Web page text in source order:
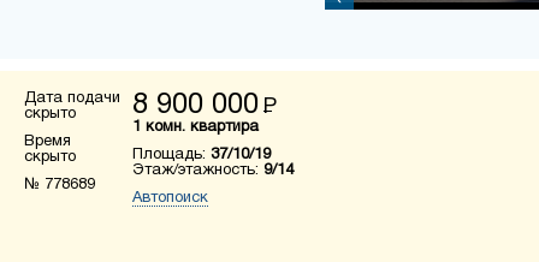
Дата подачи
скрыто
Время
скрыто
№ 778689
8 900 000 Р
1 комн. квартира
Площадь: 37/10/19
Этаж/этажность: 9/14
Автопоиск